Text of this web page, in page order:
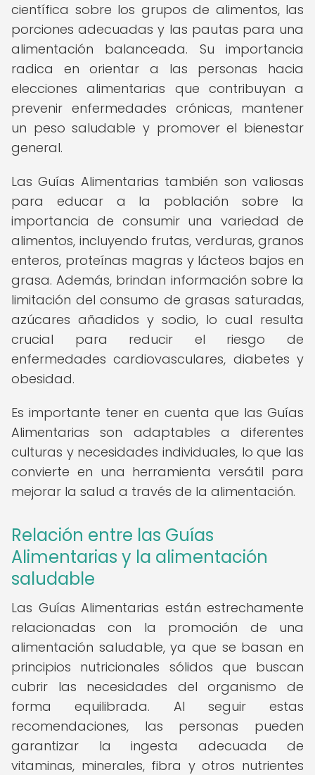
científica sobre los grupos de alimentos, las
porciones adecuadas y las pautas para una
alimentación balanceada. Su importancia
radica en orientar a las personas hacia
elecciones alimentarias que contribuyan a
prevenir enfermedades crónicas, mantener
un peso saludable y promover el bienestar
general.
Las Guías Alimentarias también son valiosas
para educar a la población sobre la
importancia de consumir una variedad de
alimentos, incluyendo frutas, verduras, granos
enteros, proteínas magras y lácteos bajos en
grasa. Además, brindan información sobre la
limitación del consumo de grasas saturadas,
azúcares añadidos y sodio, lo cual resulta
crucial para reducir el riesgo de
enfermedades cardiovasculares, diabetes y
obesidad.
Es importante tener en cuenta que las Guías
Alimentarias son adaptables a diferentes
culturas y necesidades individuales, lo que las
convierte en una herramienta versátil para
mejorar la salud a través de la alimentación.
Relación entre las Guías
Alimentarias y la alimentación
saludable
Las Guías Alimentarias están estrechamente
relacionadas con la promoción de una
alimentación saludable, ya que se basan en
principios nutricionales sólidos que buscan
cubrir las necesidades del organismo de
forma equilibrada. Al seguir estas
recomendaciones, las personas pueden
garantizar la ingesta adecuada de
vitaminas, minerales, fibra y otros nutrientes